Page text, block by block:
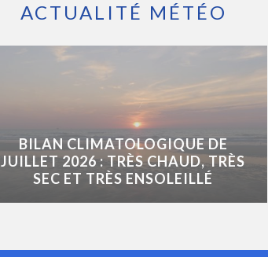
ACTUALITÉ MÉTÉO
BILAN CLIMATOLOGIQUE DE
JUILLET 2026 : TRÈS CHAUD, TRÈS
SEC ET TRÈS ENSOLEILLÉ